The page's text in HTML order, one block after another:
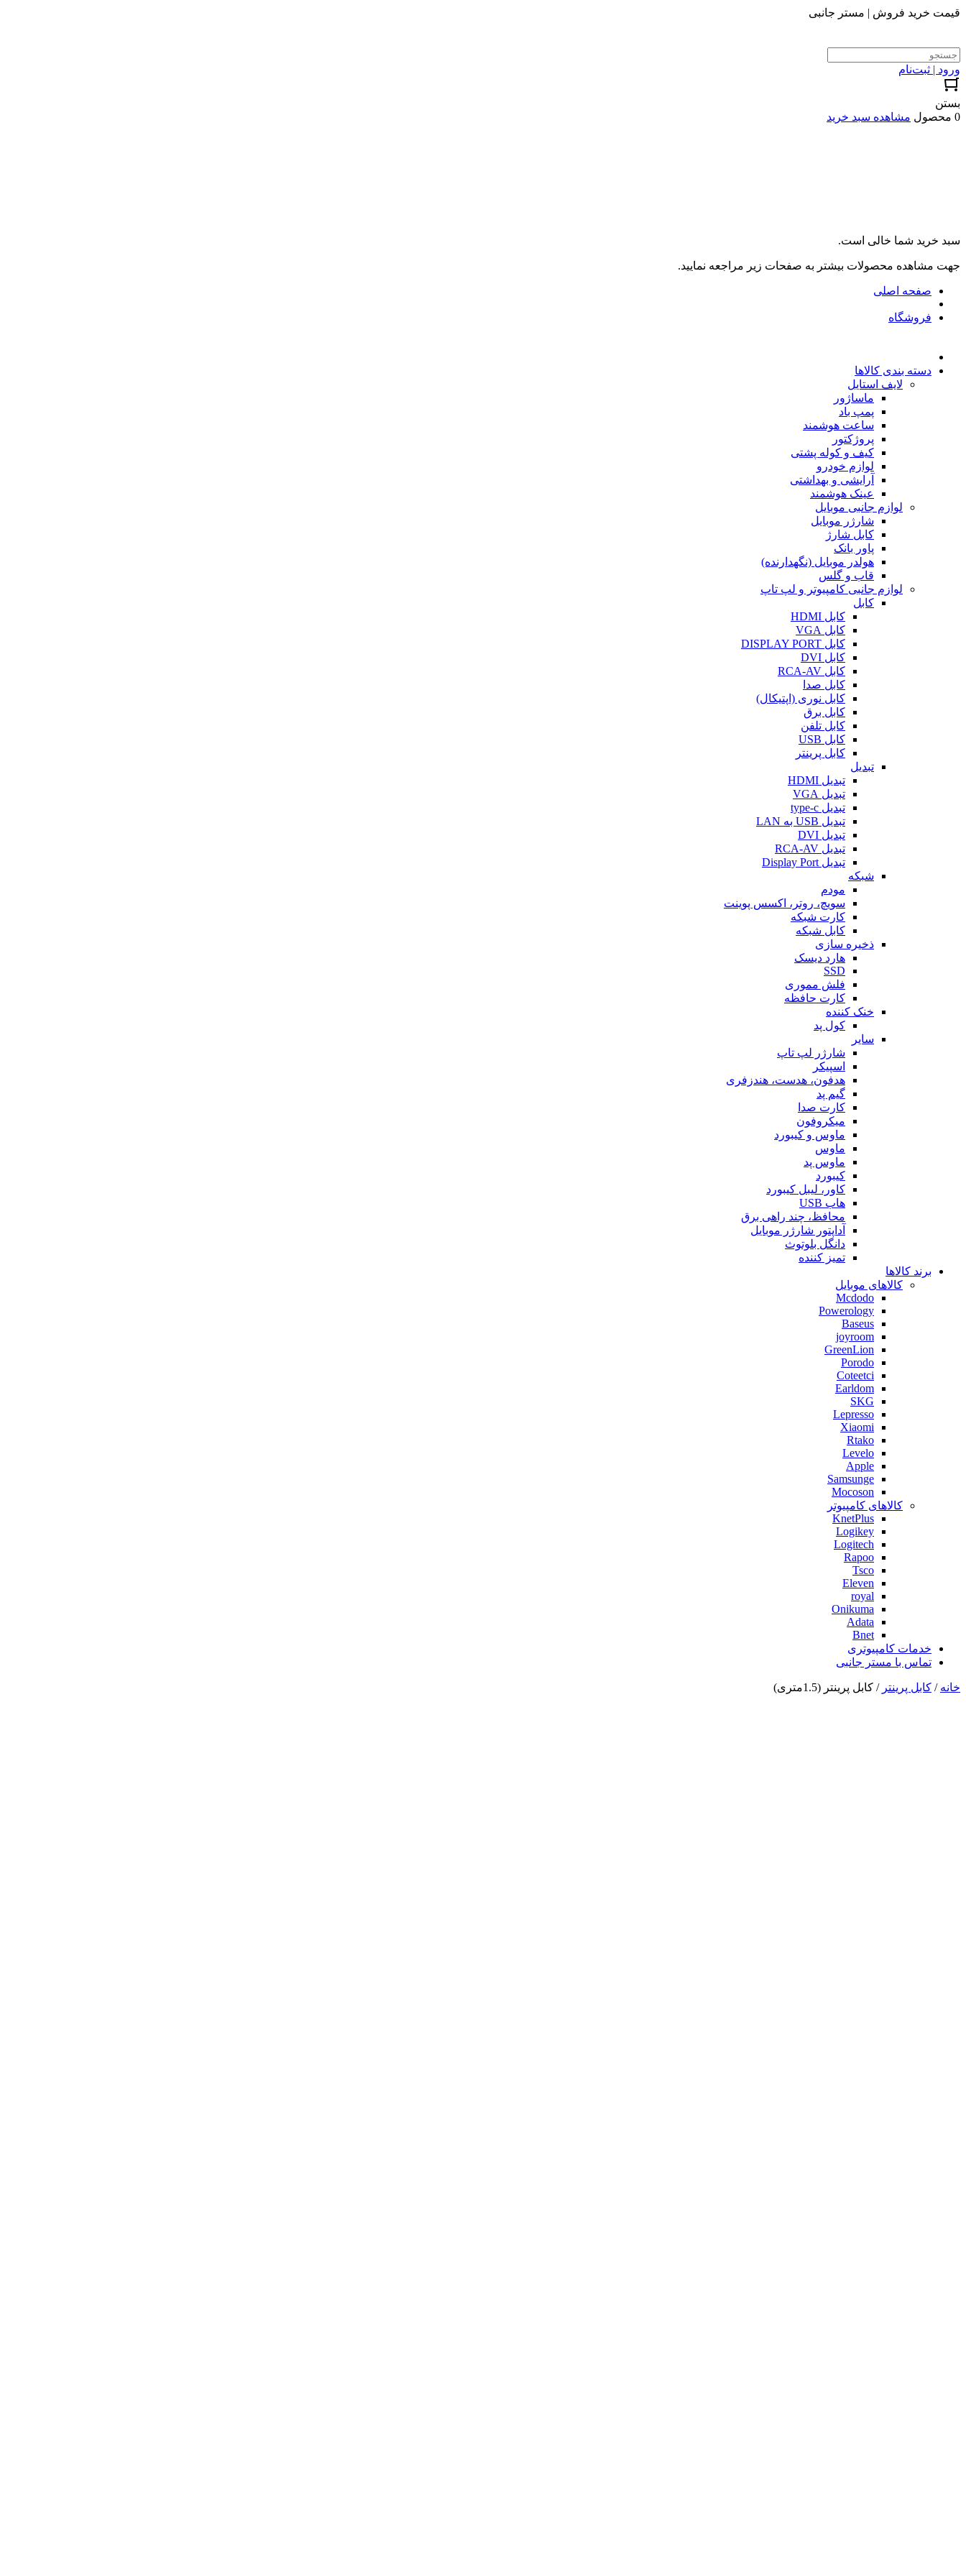
قیمت خرید فروش | مستر جانبی
ورود | ثبت‌نام
بستن
0 محصول
مشاهده سبد خرید
سبد خرید شما خالی است.
جهت مشاهده محصولات بیشتر به صفحات زیر مراجعه نمایید.
صفحه اصلی
فروشگاه
دسته بندی کالاها
لایف استایل
ماساژور
پمپ باد
ساعت هوشمند
پروژکتور
کیف و کوله پشتی
لوازم خودرو
آرایشی و بهداشتی
عینک هوشمند
لوازم جانبی موبایل
شارژر موبایل
کابل شارژ
پاور بانک
هولدر موبایل (نگهدارنده)
قاب و گلس
لوازم جانبی کامپیوتر و لپ تاپ
کابل
کابل HDMI
کابل VGA
کابل DISPLAY PORT
کابل DVI
کابل RCA-AV
کابل صدا
کابل نوری (اپتیکال)
کابل برق
کابل تلفن
کابل USB
کابل پرینتر
تبدیل
تبدیل HDMI
تبدیل VGA
تبدیل type-c
تبدیل USB به LAN
تبدیل DVI
تبدیل RCA-AV
تبدیل Display Port
شبکه
مودم
سویچ، روتر، اکسس پوینت
کارت شبکه
کابل شبکه
ذخیره سازی
هارد دیسک
SSD
فلش مموری
کارت حافظه
خنک کننده
کول پد
سایر
شارژر لپ تاپ
اسپیکر
هدفون، هدست، هندزفری
گیم پد
کارت صدا
میکروفون
ماوس و کیبورد
ماوس
ماوس پد
کیبورد
کاور، لیبل کیبورد
هاب USB
محافظ، چند راهی برق
آداپتور شارژر موبایل
دانگل بلوتوث
تمیز کننده
برند کالاها
کالاهای موبایل
Mcdodo
Powerology
Baseus
joyroom
GreenLion
Porodo
Coteetci
Earldom
SKG
Lepresso
Xiaomi
Rtako
Levelo
Apple
Samsunge
Mocoson
کالاهای کامپیوتر
KnetPlus
Logikey
Logitech
Rapoo
Tsco
Eleven
royal
Onikuma
Adata
Bnet
خدمات کامپیوتری
تماس با مستر جانبی
خانه / کابل پرینتر / کابل پرینتر (1.5متری)